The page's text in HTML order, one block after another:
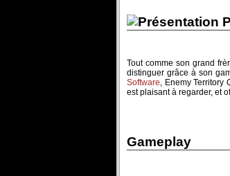
Tout comme son grand
distinguer grâce à son
Software , Enemy
est plaisant à regarder, et
Gameplay